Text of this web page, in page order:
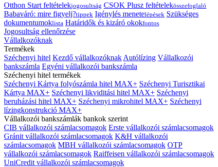
Otthon Start feltételekjogosultság CSOK Plusz feltételekösszefoglaló
Babaváró: mire figyelj?tippek Igénylés menetelépések Szükséges
dokumentumoklista Határidők és kizáró okokfontos
Jogosultság ellenőrzése
Vállalkozóknak
Termékek
Széchenyi hitel Kezdő vállalkozóknak Autólízing Vállalkozói
bankszámla Egyéni vállalkozói bankszámla
Széchenyi hitel termékek
Széchenyi Kártya folyószámla hitel MAX+ Széchenyi Turisztikai
Kártya MAX+ Széchenyi likviditási hitel MAX+ Széchenyi
beruházási hitel MAX+ Széchenyi mikrohitel MAX+ Széchenyi
lízingkonstrukció MAX+
Vállalkozói bankszámlák bankok szerint
CIB vállalkozói számlacsomagok Erste vállalkozói számlacsomagok
Gránit vállalkozói számlacsomagok K&H vállalkozói
számlacsomagok MBH vállalkozói számlacsomagok OTP
vállalkozói számlacsomagok Raiffeisen vállalkozói számlacsomagok
UniCredit vállalkozói számlacsomagok